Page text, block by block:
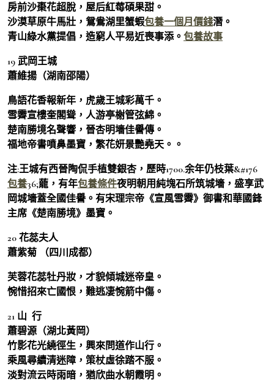
房前沙棗花超脫，屋后紅莓碩果甜。
沙漠草原牛馬壯，鴛鴦湖里蟹蝦包養一個月價錢潛。
青山綠水黨提倡，造窮人平易近喪事添。 包養故事
19 武岡王城
蕭維揚（湖南邵陽）
鳥語花香報新年，虎歲王城彩萬千。
雪霽宣樓奎閣聳，人游亭榭管弦綿。
楚南勝境名聲響，晉杏明墻佳譽傳。
福地帝書噴鼻墨寶，繁花妍景艷堯天。。
注:王城有西晉陶侃手植雙銀杏，歷時1700.余年仍枝葉&#176
包養36;蘢，有年包養條件夜明朝用純塊石所筑城墻，盛享武
岡城墻蓋全國佳譽。有宋理宗帝《宣風雪霽》御書和華國鋒
主席《楚南勝境》墨寶。
20 花蕊夫人
蕭紫菊 （四川成都）
芙蓉花蕊牡丹妝，才貌傾城迷帝皇。
惋惜招來亡國恨，難逃凄惋箭中傷。
21 山 行
蕭碧源（湖北黃岡）
竹影花光繞徑生，興來問道作山行。
乘風尋續清迷障，策杖虛徐踏不服。
淡對流云時雨暗，猶欣曲水朝霞明。